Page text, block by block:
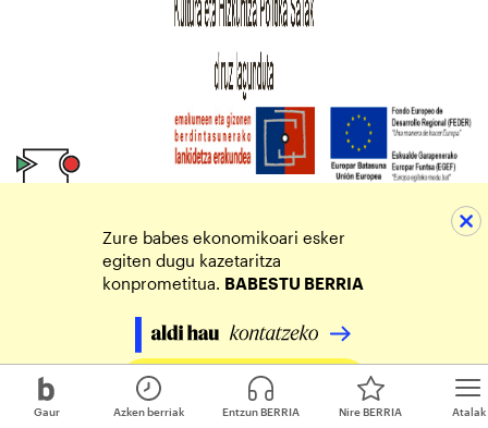
Gaur Atalak
Azken berriak Entzun BERRIA Nire BERRIA
Zure babes ekonomikoari esker
egiten dugu kazetaritza
konprometitua. BABESTU BERRIA
Egin zure ekarpena